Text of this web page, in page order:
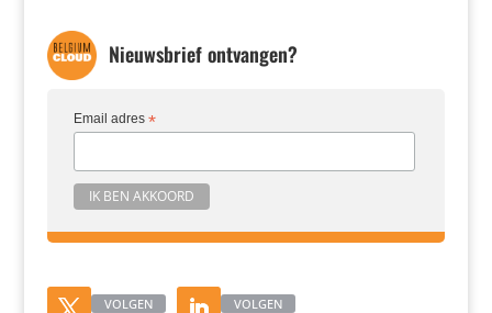
Nieuwsbrief ontvangen?
Email adres *
VOLGEN VOLGEN